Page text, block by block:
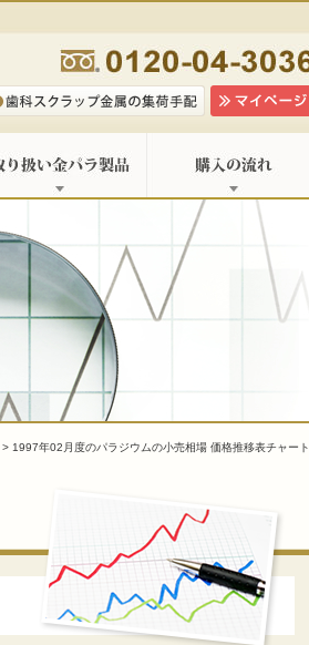
> 1997年02月度のパラジウムの小売相場 価格推移表チャート